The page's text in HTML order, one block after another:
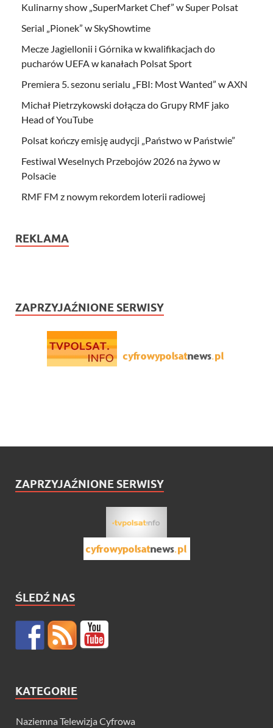
Kulinarny show „SuperMarket Chef” w Super Polsat
Serial „Pionek” w SkyShowtime
Mecze Jagiellonii i Górnika w kwalifikacjach do
pucharów UEFA w kanałach Polsat Sport
Premiera 5. sezonu serialu „FBI: Most Wanted” w AXN
Michał Pietrzykowski dołącza do Grupy RMF jako
Head of YouTube
Polsat kończy emisję audycji „Państwo w Państwie”
Festiwal Weselnych Przebojów 2026 na żywo w
Polsacie
RMF FM z nowym rekordem loterii radiowej
REKLAMA
ZAPRZYJAŹNIONE SERWISY
ZAPRZYJAŹNIONE SERWISY
ŚLEDŹ NAS
KATEGORIE
Naziemna Telewizja Cyfrowa